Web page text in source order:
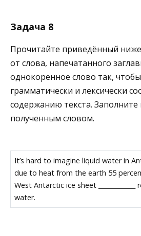
Задача 8
Прочитайте приведённый ниже
от слова, напечатанного
однокоренное слово так,
грамматически и лексически
содержанию текста. Заполните
полученным словом.
It’s hard to imagine liquid water in
due to heat from the earth 55
West Antarctic ice sheet ____________
water.